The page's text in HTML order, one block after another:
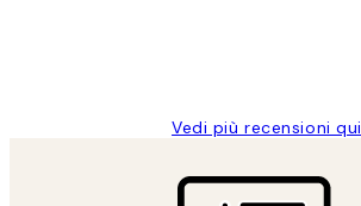
Vedi più recensioni qui